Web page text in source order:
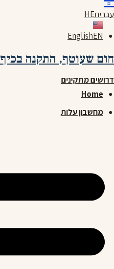
דלג
לתוכן
עבריתHE
EnglishEN
חום שעוטף, התקנה בכיף
דרושים מתקינים
Home
מחשבון עלות